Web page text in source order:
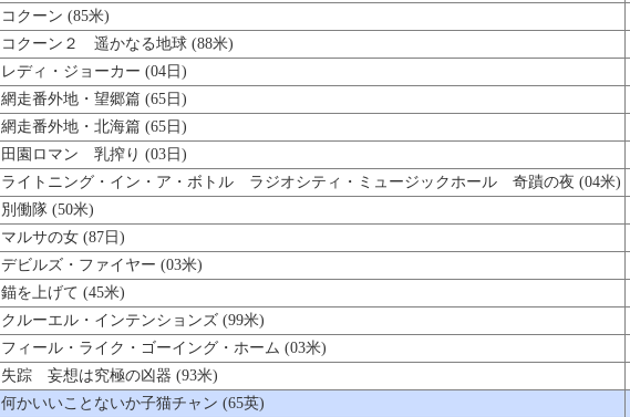
コクーン (85米)
コクーン２ 遥かなる地球 (88米)
レディ・ジョーカー (04日)
網走番外地・望郷篇 (65日)
網走番外地・北海篇 (65日)
田園ロマン 乳搾り (03日)
ライトニング・イン・ア・ボトル ラジオシティ・ミュージックホール 奇蹟の夜 (04米)
別働隊 (50米)
マルサの女 (87日)
デビルズ・ファイヤー (03米)
錨を上げて (45米)
クルーエル・インテンションズ (99米)
フィール・ライク・ゴーイング・ホーム (03米)
失踪 妄想は究極の凶器 (93米)
何かいいことないか子猫チャン (65英)